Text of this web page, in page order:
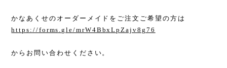
かなあくせのオーダーメイドをご注文ご希望の方は
https://forms.gle/mrW4BbxLpZajv8g76
からお問い合わせください。